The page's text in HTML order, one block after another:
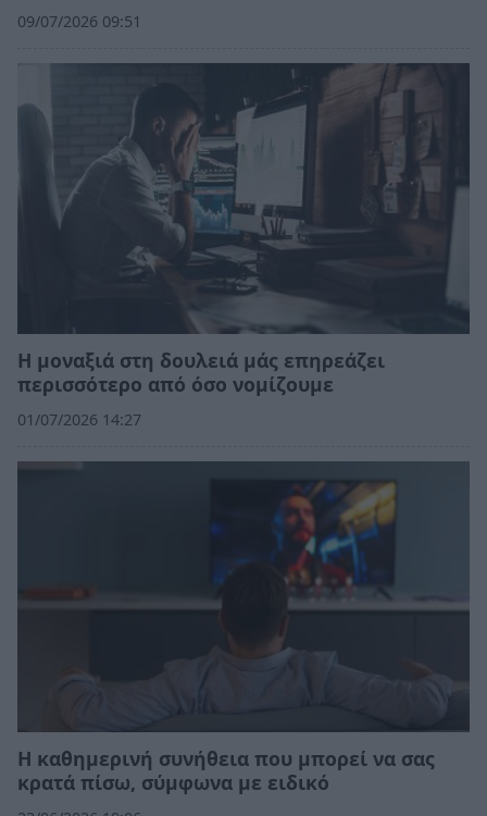
09/07/2026 09:51
Η μοναξιά στη δουλειά μάς επηρεάζει
περισσότερο από όσο νομίζουμε
01/07/2026 14:27
Η καθημερινή συνήθεια που μπορεί να σας
κρατά πίσω, σύμφωνα με ειδικό